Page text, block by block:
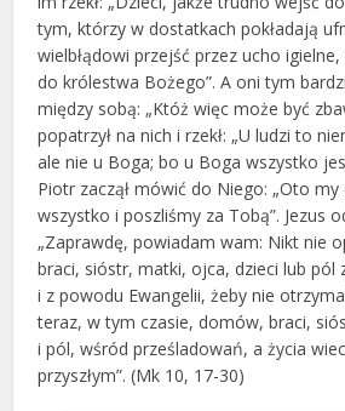
tym, którzy w dostatkach pokładają
wielbłądowi przejść przez ucho
do królestwa Bożego”. A oni tym
między sobą: „Któż więc może być
popatrzył na nich i rzekł: „U ludzi to
ale nie u Boga; bo u Boga wszystko
Piotr zaczął mówić do Niego: „Oto
wszystko i poszliśmy za Tobą”. Jezus
„Zaprawdę, powiadam wam: Nikt nie
braci, sióstr, matki, ojca, dzieci lub pól
i z powodu Ewangelii, żeby nie
teraz, w tym czasie, domów, braci,
i pól, wśród prześladowań, a życia
przyszłym”. (Mk 10, 17-30)